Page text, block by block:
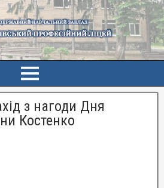
з нагоди Дня
Костенко